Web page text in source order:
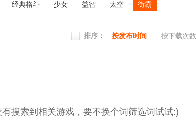
经典格斗 少女 益智 太空 街霸
排序： 按发布时间 按下载次数
搜索到相关游戏，要不换个词筛选词试试:)